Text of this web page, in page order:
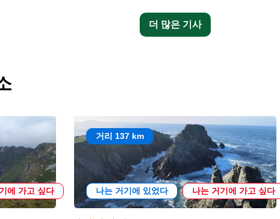
더 많은 기사
에 가고 싶다
거리 137 km
나는 거기에 있었다 나는 거기에 가고 싶다